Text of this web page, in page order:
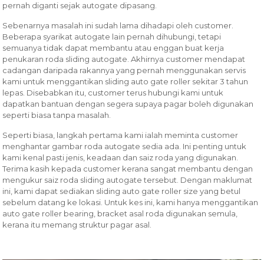
pernah diganti sejak autogate dipasang.
Sebenarnya masalah ini sudah lama dihadapi oleh customer.
Beberapa syarikat autogate lain pernah dihubungi, tetapi
semuanya tidak dapat membantu atau enggan buat kerja
penukaran roda sliding autogate. Akhirnya customer mendapat
cadangan daripada rakannya yang pernah menggunakan servis
kami untuk menggantikan sliding auto gate roller sekitar 3 tahun
lepas. Disebabkan itu, customer terus hubungi kami untuk
dapatkan bantuan dengan segera supaya pagar boleh digunakan
seperti biasa tanpa masalah.
Seperti biasa, langkah pertama kami ialah meminta customer
menghantar gambar roda autogate sedia ada. Ini penting untuk
kami kenal pasti jenis, keadaan dan saiz roda yang digunakan.
Terima kasih kepada customer kerana sangat membantu dengan
mengukur saiz roda sliding autogate tersebut. Dengan maklumat
ini, kami dapat sediakan sliding auto gate roller size yang betul
sebelum datang ke lokasi. Untuk kes ini, kami hanya menggantikan
auto gate roller bearing, bracket asal roda digunakan semula,
kerana itu memang struktur pagar asal.